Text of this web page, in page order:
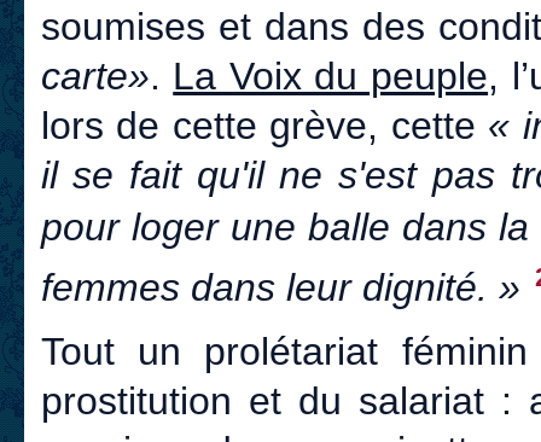
soumises et dans des
carte». La Voix du peuple,
lors de cette grève, cette «
il se fait qu'il ne s'est pas
pour loger une balle dans
femmes dans leur dignité. »
Tout un prolétariat
prostitution et du salariat :